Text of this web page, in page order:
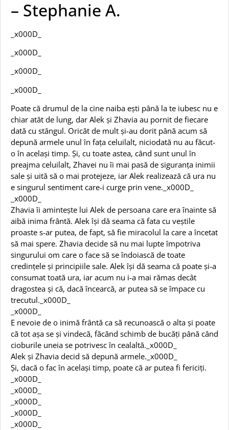
– Stephanie A.
_x000D_
_x000D_
_x000D_
_x000D_
Poate că drumul de la cine naiba ești până la te iubesc nu e
chiar atât de lung, dar Alek și Zhavia au pornit de fiecare
dată cu stângul. Oricât de mult și-au dorit până acum să
depună armele unul în fața celuilalt, niciodată nu au făcut-
o în același timp. Și, cu toate astea, când sunt unul în
preajma celuilalt, Zhavei nu îi mai pasă de siguranța inimii
sale și uită să o mai protejeze, iar Alek realizează că ura nu
e singurul sentiment care-i curge prin vene._x000D_
_x000D_
Zhavia îi amintește lui Alek de persoana care era înainte să
aibă inima frântă. Alek își dă seama că fata cu veștile
proaste s-ar putea, de fapt, să fie miracolul la care a încetat
să mai spere. Zhavia decide să nu mai lupte împotriva
singurului om care o face să se îndoiască de toate
credințele și principiile sale. Alek își dă seama că poate și-a
consumat toată ura, iar acum nu i-a mai rămas decât
dragostea și că, dacă încearcă, ar putea să se împace cu
trecutul._x000D_
_x000D_
E nevoie de o inimă frântă ca să recunoască o alta și poate
că tot așa se și vindecă, făcând schimb de bucăți până când
cioburile uneia se potrivesc în cealaltă._x000D_
Alek și Zhavia decid să depună armele._x000D_
Și, dacă o fac în același timp, poate că ar putea fi fericiți.
_x000D_
_x000D_
_x000D_
_x000D_
_x000D_